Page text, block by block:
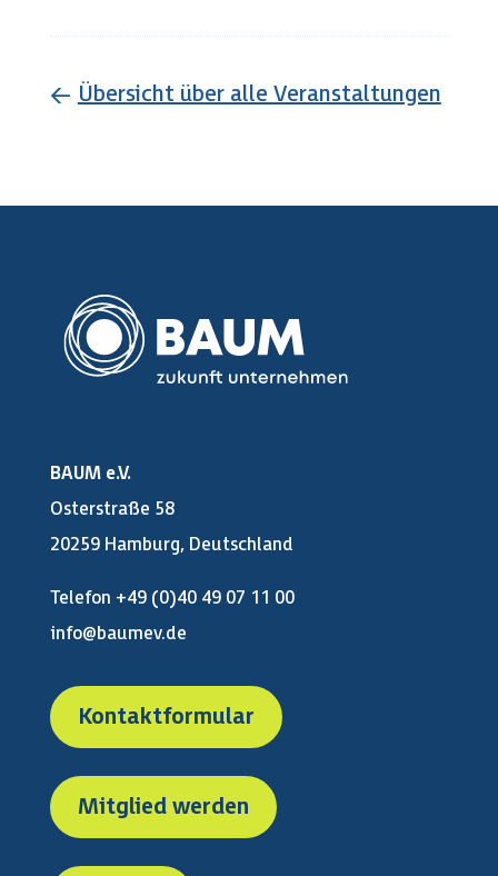
← Übersicht über alle Veranstaltungen
BAUM e.V.
Osterstraße 58
20259 Hamburg, Deutschland
Telefon +49 (0)40 49 07 11 00
info@baumev.de
Kontaktformular
Mitglied werden